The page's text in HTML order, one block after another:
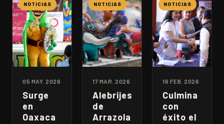
NOTICIAS
05 MAY. 2026
Surge
en
Oaxaca
NOTICIAS
17 MAR. 2026
Alebrijes
de
Arrazola
NOTICIAS
16 FEB. 2026
Culmina
con
éxito el